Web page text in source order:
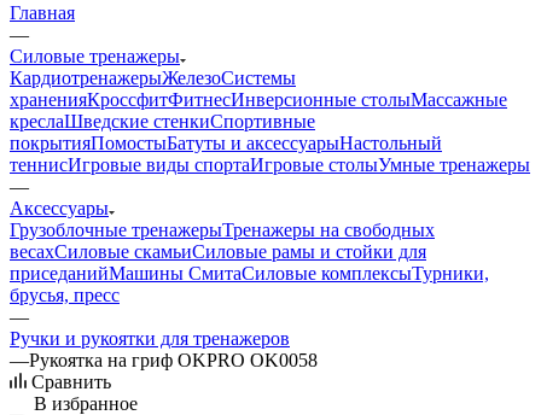
Главная
—
Силовые тренажеры
КардиотренажерыЖелезоСистемы
храненияКроссфитФитнесИнверсионные столыМассажные
креслаШведские стенкиСпортивные
покрытияПомостыБатуты и аксессуарыНастольный
теннисИгровые виды спортаИгровые столыУмные тренажеры
—
Аксессуары
Грузоблочные тренажерыТренажеры на свободных
весахСиловые скамьиСиловые рамы и стойки для
приседанийМашины СмитаСиловые комплексыТурники,
брусья, пресс
—
Ручки и рукоятки для тренажеров
—Рукоятка на гриф OKPRO OK0058
Сравнить
В избранное